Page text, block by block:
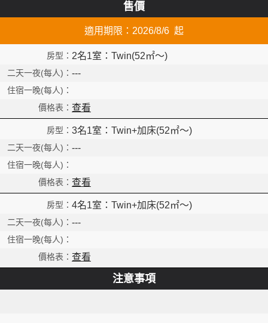
Read
售價
適用期限：2026/8/6 起
2名1室：Twin(52㎡～)
---
查看
3名1室：Twin+加床(52㎡～)
---
查看
4名1室：Twin+加床(52㎡～)
---
查看
注意事項